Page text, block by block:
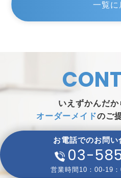
一覧に
いえずかんだ
オーダーメイドのご
お電話でのお問い
03-
営業時間10：00-19